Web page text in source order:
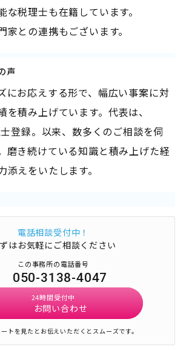
税理士も在籍しています。
との連携もございます。
声
にお応えする形で、幅広い事案に対
を積み上げています。代表は、
登録。以来、数多くのご相談を伺
磨き続けている知識と積み上げた経
添えをいたします。
電話相談受付中！
はお気軽にご相談ください
この事務所の電話番号
050-3138-4047
24時間受付中
お問い合わせ
トを見たとお伝えいただくとスムーズです。